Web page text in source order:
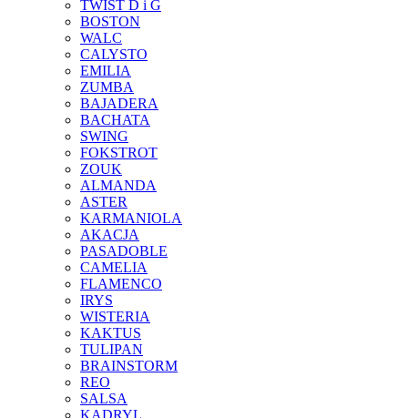
TWIST D i G
BOSTON
WALC
CALYSTO
EMILIA
ZUMBA
BAJADERA
BACHATA
SWING
FOKSTROT
ZOUK
ALMANDA
ASTER
KARMANIOLA
AKACJA
PASADOBLE
CAMELIA
FLAMENCO
IRYS
WISTERIA
KAKTUS
TULIPAN
BRAINSTORM
REO
SALSA
KADRYL